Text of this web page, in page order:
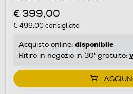
Calcolatore
di
risparmio
energetico
di
€ 399,00
€ 499,00consigliato
Acquisto online: disponibile
Ritiro in negozio in 30' gratuito: